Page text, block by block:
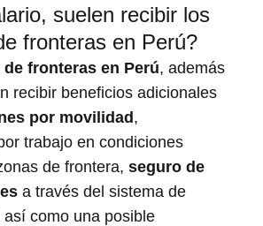
suelen recibir los
fronteras en Perú?
fronteras en Perú, además
recibir beneficios adicionales
por movilidad,
trabajo en condiciones
de frontera, seguro de
a través del sistema de
como una posible